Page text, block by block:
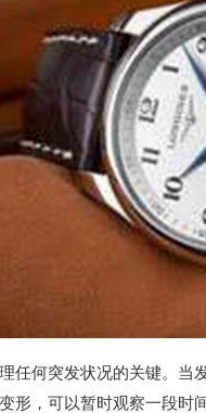
何突发状况的关键。当
形，可以暂时观察一段时